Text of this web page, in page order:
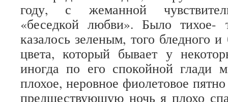
году, с жеманной
«беседкой любви». Было тихое-
казалось зеленым, того бледного и
цвета, который бывает у
иногда по его спокойной глади
плохое, неровное фиолетовое
предшествующую ночь я плохо